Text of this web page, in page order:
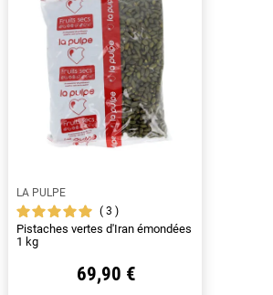
LA PULPE
3
Pistaches vertes d'Iran émondées
1 kg
69,90 €